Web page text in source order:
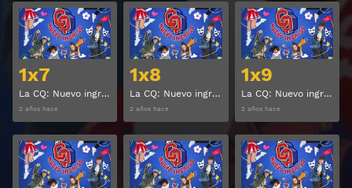
1x7
La CQ: Nuevo ingreso Temporada 1 Capitulo 7
2 años hace
Ver
1x8
La CQ: Nuevo ingreso Temporada 1 Capitulo 8
2 años hace
Ver
1x9
La CQ: Nuevo ingreso Temporada 1 Capitulo 9
2 años hace
Ver Ver